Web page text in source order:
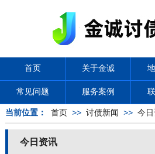
首页 关于金诚
常见问题 服务案例
当前位置： 首页 >> 讨债新闻 >> 今
今日资讯